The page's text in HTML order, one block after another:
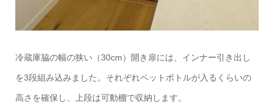
冷蔵庫脇の幅の狭い（30cm）開き扉には、インナー引き出し
を3段組み込みました。それぞれペットボトルが入るくらいの
高さを確保し、上段は可動棚で収納します。